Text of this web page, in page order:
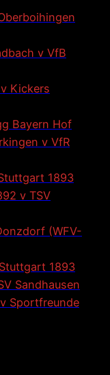
v VfB
Kickers
Bayern Hof
v VfR
1893
v TSV
(WFV-
1893
Sandhausen
Sportfreunde